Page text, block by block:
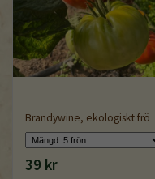
Brandywine, ekologiskt frö
39 kr